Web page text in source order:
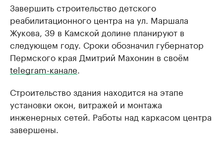
Завершить строительство детского
реабилитационного центра на ул. Маршала
Жукова, 39 в Камской долине планируют в
следующем году. Сроки обозначил губернатор
Пермского края Дмитрий Махонин в своём
telegram-канале
Строительство здания находится на этапе
установки окон, витражей и монтажа
инженерных сетей. Работы над каркасом центра
завершены.